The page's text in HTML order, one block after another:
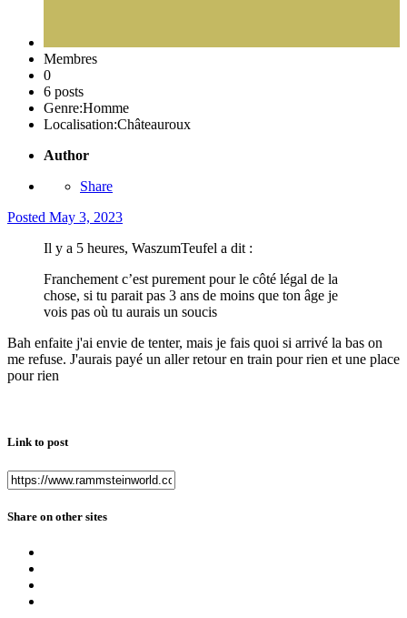
Membres
0
6 posts
Genre:Homme
Localisation:Châteauroux
Author
Share
Posted May 3, 2023
Il y a 5 heures, WaszumTeufel a dit :
Franchement c’est purement pour le côté légal de la
chose, si tu parait pas 3 ans de moins que ton âge je
vois pas où tu aurais un soucis
Bah enfaite j'ai envie de tenter, mais je fais quoi si arrivé la bas on
me refuse. J'aurais payé un aller retour en train pour rien et une place
pour rien
Link to post
Share on other sites